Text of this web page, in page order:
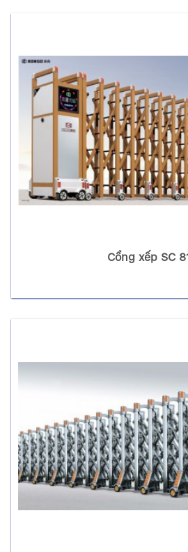
Cổng xếp SC